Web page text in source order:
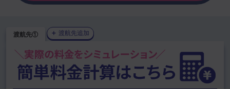
渡航先① ＋ 渡航先追加
1GBプランを選択中 プランを変更
上位渡航国から選ぶ